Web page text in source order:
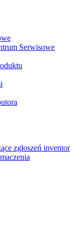
Serwisowe
zgłoszeń inventor